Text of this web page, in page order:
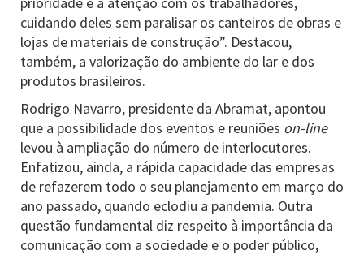
cuidando deles sem paralisar os canteiros de obras e
lojas de materiais de construção”. Destacou,
também, a valorização do ambiente do lar e dos
produtos brasileiros.
Rodrigo Navarro, presidente da Abramat, apontou
que a possibilidade dos eventos e reuniões on-line
levou à ampliação do número de interlocutores.
Enfatizou, ainda, a rápida capacidade das empresas
de refazerem todo o seu planejamento em março do
ano passado, quando eclodiu a pandemia. Outra
questão fundamental diz respeito à importância da
comunicação com a sociedade e o poder público,